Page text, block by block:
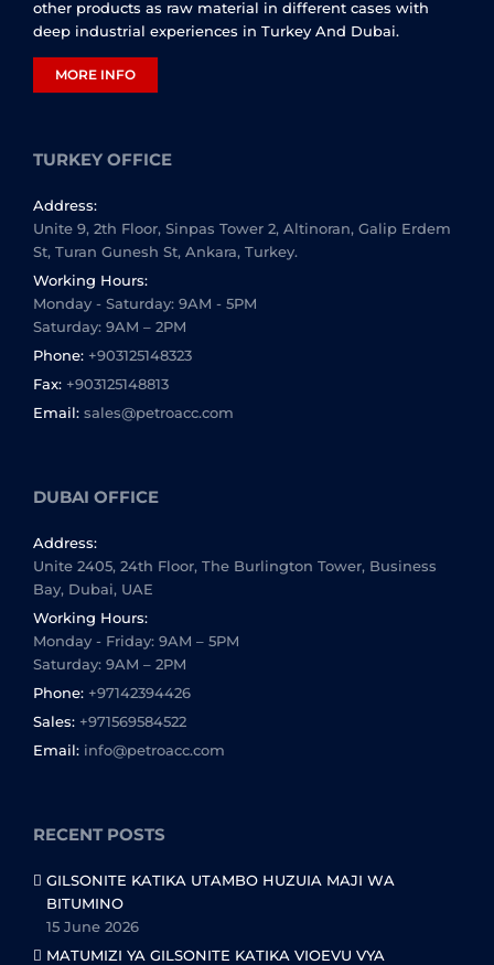
other products as raw material in different cases with
deep industrial experiences in Turkey And Dubai.
MORE INFO
TURKEY OFFICE
Address:
Unite 9, 2th Floor, Sinpas Tower 2, Altinoran, Galip Erdem
St, Turan Gunesh St, Ankara, Turkey.
Working Hours:
Monday - Saturday: 9AM - 5PM
Saturday: 9AM – 2PM
Phone: +903125148323
Fax: +903125148813
Email: sales@petroacc.com
DUBAI OFFICE
Address:
Unite 2405, 24th Floor, The Burlington Tower, Business
Bay, Dubai, UAE
Working Hours:
Monday - Friday: 9AM – 5PM
Saturday: 9AM – 2PM
Phone: +97142394426
Sales: +971569584522
Email: info@petroacc.com
RECENT POSTS
GILSONITE KATIKA UTAMBO HUZUIA MAJI WA
BITUMINO
15 June 2026
MATUMIZI YA GILSONITE KATIKA VIOEVU VYA